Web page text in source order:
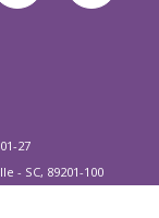
27
- SC, 89201-100